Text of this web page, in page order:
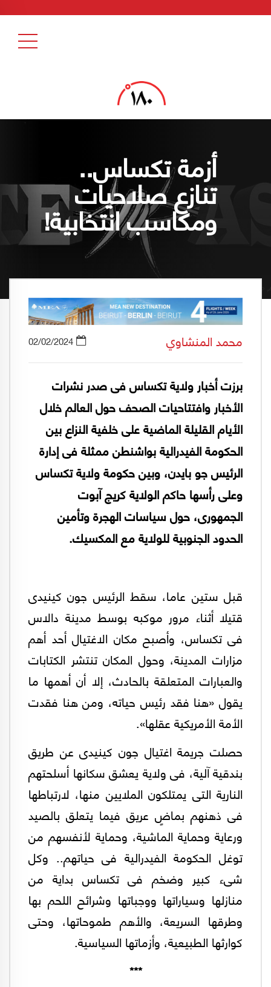
أزمة تكساس..
تنازع صلاحيات
ومكاسب انتخابية!
محمد المنشاوي 02/02/2024
برزت أخبار ولاية تكساس فى صدر نشرات
الأخبار وافتتاحيات الصحف حول العالم خلال
الأيام القليلة الماضية على خلفية النزاع بين
الحكومة الفيدرالية بواشنطن ممثلة فى إدارة
الرئيس جو بايدن، وبين حكومة ولاية تكساس
وعلى رأسها حاكم الولاية كريج آبوت
الجمهورى، حول سياسات الهجرة وتأمين
الحدود الجنوبية للولاية مع المكسيك.
قبل ستين عاما، سقط الرئيس جون كينيدى
قتيلا أثناء مرور موكبه بوسط مدينة دالاس
فى تكساس، وأصبح مكان الاغتيال أحد أهم
مزارات المدينة، وحول المكان تنتشر الكتابات
والعبارات المتعلقة بالحادث، إلا أن أهمها ما
يقول «هنا فقد رئيس حياته، ومن هنا فقدت
الأمة الأمريكية عقلها».
حصلت جريمة اغتيال جون كينيدى عن طريق
بندقية آلية، فى ولاية يعشق سكانها أسلحتهم
النارية التى يمتلكون الملايين منها، لارتباطها
فى ذهنهم بماضٍ عريق فيما يتعلق بالصيد
ورعاية وحماية الماشية، وحماية لأنفسهم من
توغل الحكومة الفيدرالية فى حياتهم.. وكل
شىء كبير وضخم فى تكساس بداية من
منازلها وسياراتها ووجباتها وشرائح اللحم بها
وطرقها السريعة، والأهم طموحاتها، وحتى
كوارثها الطبيعية، وأزماتها السياسية.
***